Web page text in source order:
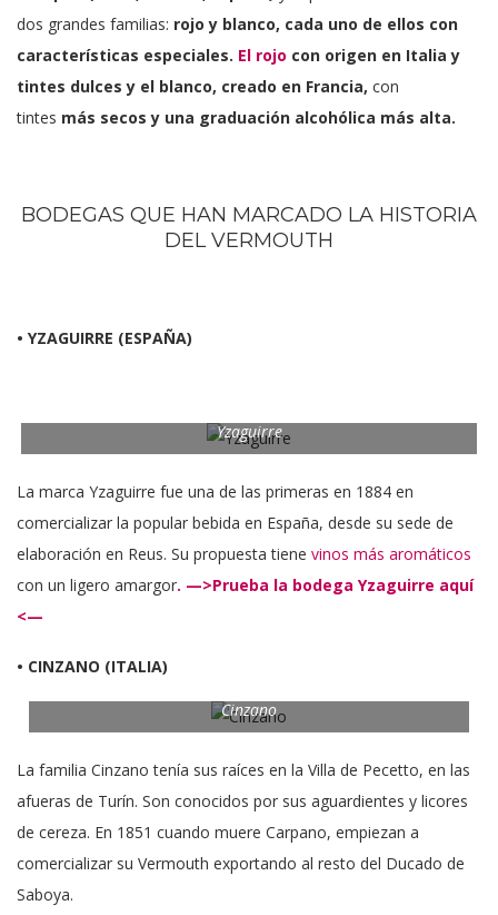
dos grandes familias: rojo y blanco, cada uno de ellos con
características especiales. El rojo con origen en Italia y
tintes dulces y el blanco, creado en Francia, con
tintes más secos y una graduación alcohólica más alta.
BODEGAS QUE HAN MARCADO LA HISTORIA
DEL VERMOUTH
• YZAGUIRRE (ESPAÑA)
Yzaguirre
La marca Yzaguirre fue una de las primeras en 1884 en
comercializar la popular bebida en España, desde su sede de
elaboración en Reus. Su propuesta tiene vinos más aromáticos
con un ligero amargor. —>Prueba la bodega Yzaguirre aquí
<—
• CINZANO (ITALIA)
Cinzano
La familia Cinzano tenía sus raíces en la Villa de Pecetto, en las
afueras de Turín. Son conocidos por sus aguardientes y licores
de cereza. En 1851 cuando muere Carpano, empiezan a
comercializar su Vermouth exportando al resto del Ducado de
Saboya.